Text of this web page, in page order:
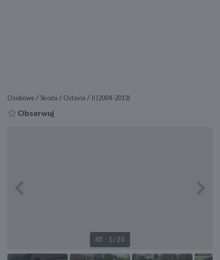
Osobowe /Skoda / Octavia / II (2004-2013)
Obserwuj
Next
1 /20